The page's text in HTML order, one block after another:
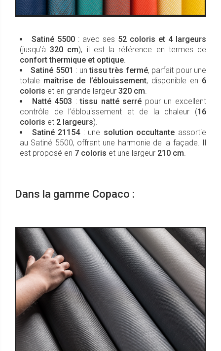
Satiné 5500 : avec ses 52 coloris et 4 largeurs
(jusqu’à320 cm), il est la référence en termes de
confort thermique et optique
Satiné 5501 : untissu très fermé, parfait pour une
totale maîtrise de l’éblouissement, disponible en 6
coloris et en grande largeur 320 cm
Natté 4503 :tissu natté serré pour un excellent
contrôle de l’éblouissement et de la chaleur (16
coloris et 2 largeurs).
Satiné 21154: une solution occultante assortie
au Satiné 5500, offrant une harmonie de la façade. Il
est proposé en 7 coloris et une largeur 210 cm
Dans la gamme Copaco :